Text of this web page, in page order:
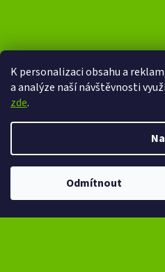
K personalizaci obsahu a
a analýze naší návštěvnosti
zde.
Odmítnout